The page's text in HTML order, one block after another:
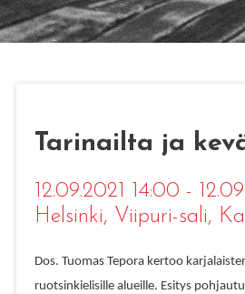
Tarinailta ja
12.09.2021 14:00 -
Helsinki, Viipuri-sali,
Dos. Tuomas Tepora kertoo
ruotsinkielisille alueille. Esitys